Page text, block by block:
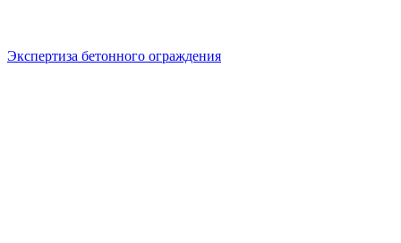
Экспертиза бетонного ограждения